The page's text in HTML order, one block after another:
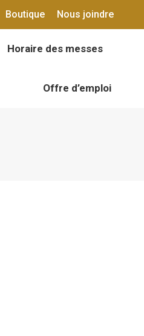
Boutique Nous joindre
Horaire des messes
Offre d’emploi
Horaire des messes